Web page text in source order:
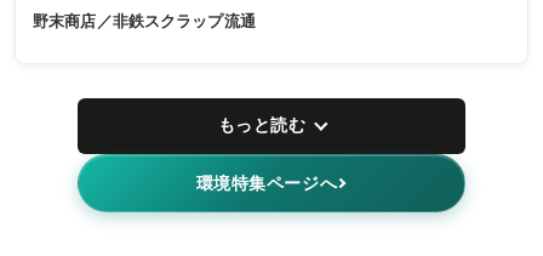
野末商店／非鉄スクラップ流通
もっと読む
環境特集ページへ